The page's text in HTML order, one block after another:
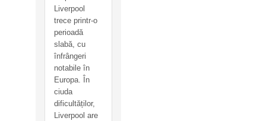
Liverpool
trece printr-o
perioadă
slabă, cu
înfrângeri
notabile în
Europa. În
ciuda
dificultăților,
Liverpool are